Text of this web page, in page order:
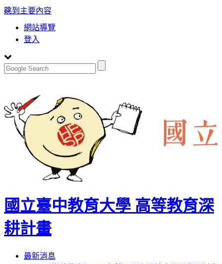
跳到主要內容
:::
網站導覽
登入
國立臺中教育大學 高等教育深
耕計畫
Toggle
navigation
最新消息